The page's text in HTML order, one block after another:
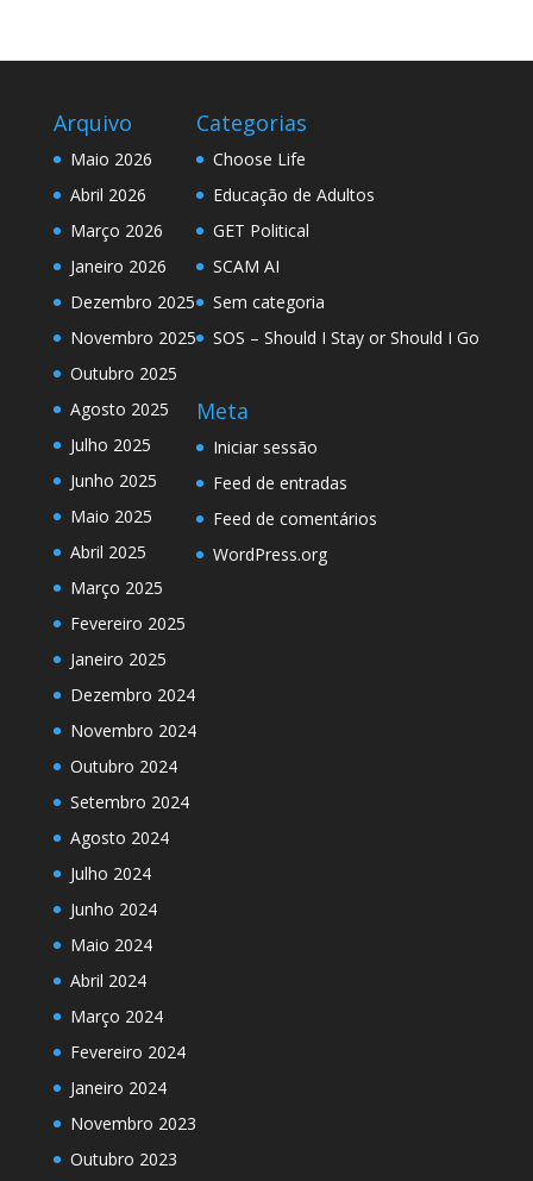
Arquivo
Maio 2026
Abril 2026
Março 2026
Janeiro 2026
Dezembro 2025
Novembro 2025
Outubro 2025
Agosto 2025
Julho 2025
Junho 2025
Maio 2025
Abril 2025
Março 2025
Fevereiro 2025
Janeiro 2025
Dezembro 2024
Novembro 2024
Outubro 2024
Setembro 2024
Agosto 2024
Julho 2024
Junho 2024
Maio 2024
Abril 2024
Março 2024
Fevereiro 2024
Janeiro 2024
Novembro 2023
Outubro 2023
Categorias
Choose Life
Educação de Adultos
GET Political
SCAM AI
Sem categoria
SOS – Should I Stay or Should I Go
Meta
Iniciar sessão
Feed de entradas
Feed de comentários
WordPress.org